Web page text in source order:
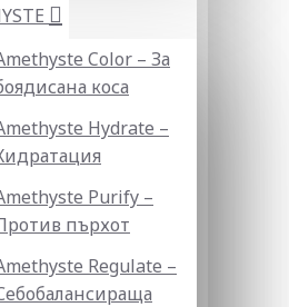
Color – За
коса
Hydrate –
Purify –
пърхот
Regulate –